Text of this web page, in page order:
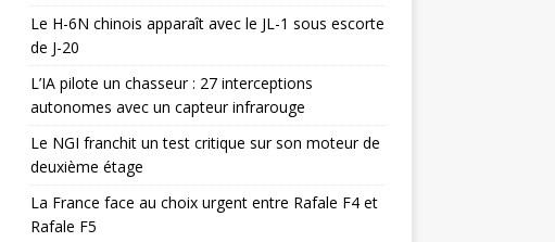
Le H-6N chinois apparaît avec le JL-1 sous escorte
de J-20
L’IA pilote un chasseur : 27 interceptions
autonomes avec un capteur infrarouge
Le NGI franchit un test critique sur son moteur de
deuxième étage
La France face au choix urgent entre Rafale F4 et
Rafale F5